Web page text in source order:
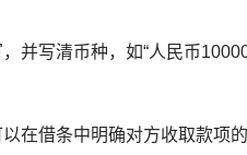
写清币种，如“人民币
借条中明确对方收取款项